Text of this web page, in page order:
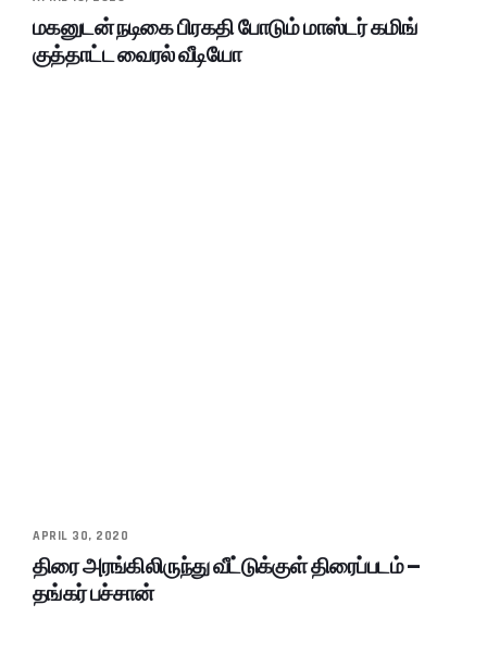
மகனுடன் நடிகை பிரகதி போடும் மாஸ்டர் கமிங்
குத்தாட்ட வைரல் வீடியோ
APRIL 30, 2020
திரை அரங்கிலிருந்து வீட்டுக்குள் திரைப்படம் –
தங்கர் பச்சான்